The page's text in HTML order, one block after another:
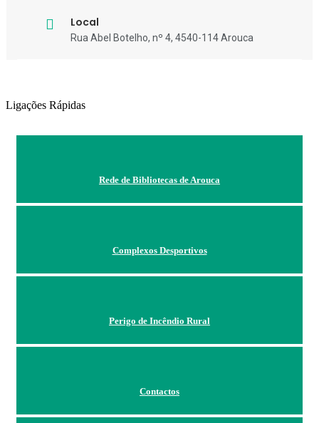
Local
Rua Abel Botelho, nº 4, 4540-114 Arouca
Ligações Rápidas
Rede de Bibliotecas de Arouca
Complexos Desportivos
Perigo de Incêndio Rural
Contactos